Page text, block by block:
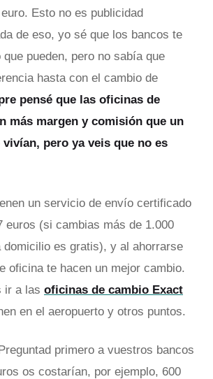
Esto no es publicidad
de eso, yo sé que los bancos te
que pueden, pero no sabía que
hasta con el cambio de
pensé que las oficinas de
más margen y comisión que un
vivían, pero ya veis que no es
un servicio de envío certificado
euros (si cambias más de 1.000
domicilio es gratis), y al ahorrarse
oficina te hacen un mejor cambio.
ir a las oficinas de cambio Exact
en el aeropuerto y otros puntos.
primero a vuestros bancos
os costarían, por ejemplo, 600